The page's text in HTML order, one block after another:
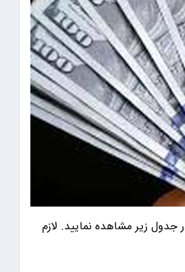
امروز شنبه ۵ اردیبهشت ۱۴۰۵ را می‌توانید در جدول زیر مشاهده نمایید. لازم